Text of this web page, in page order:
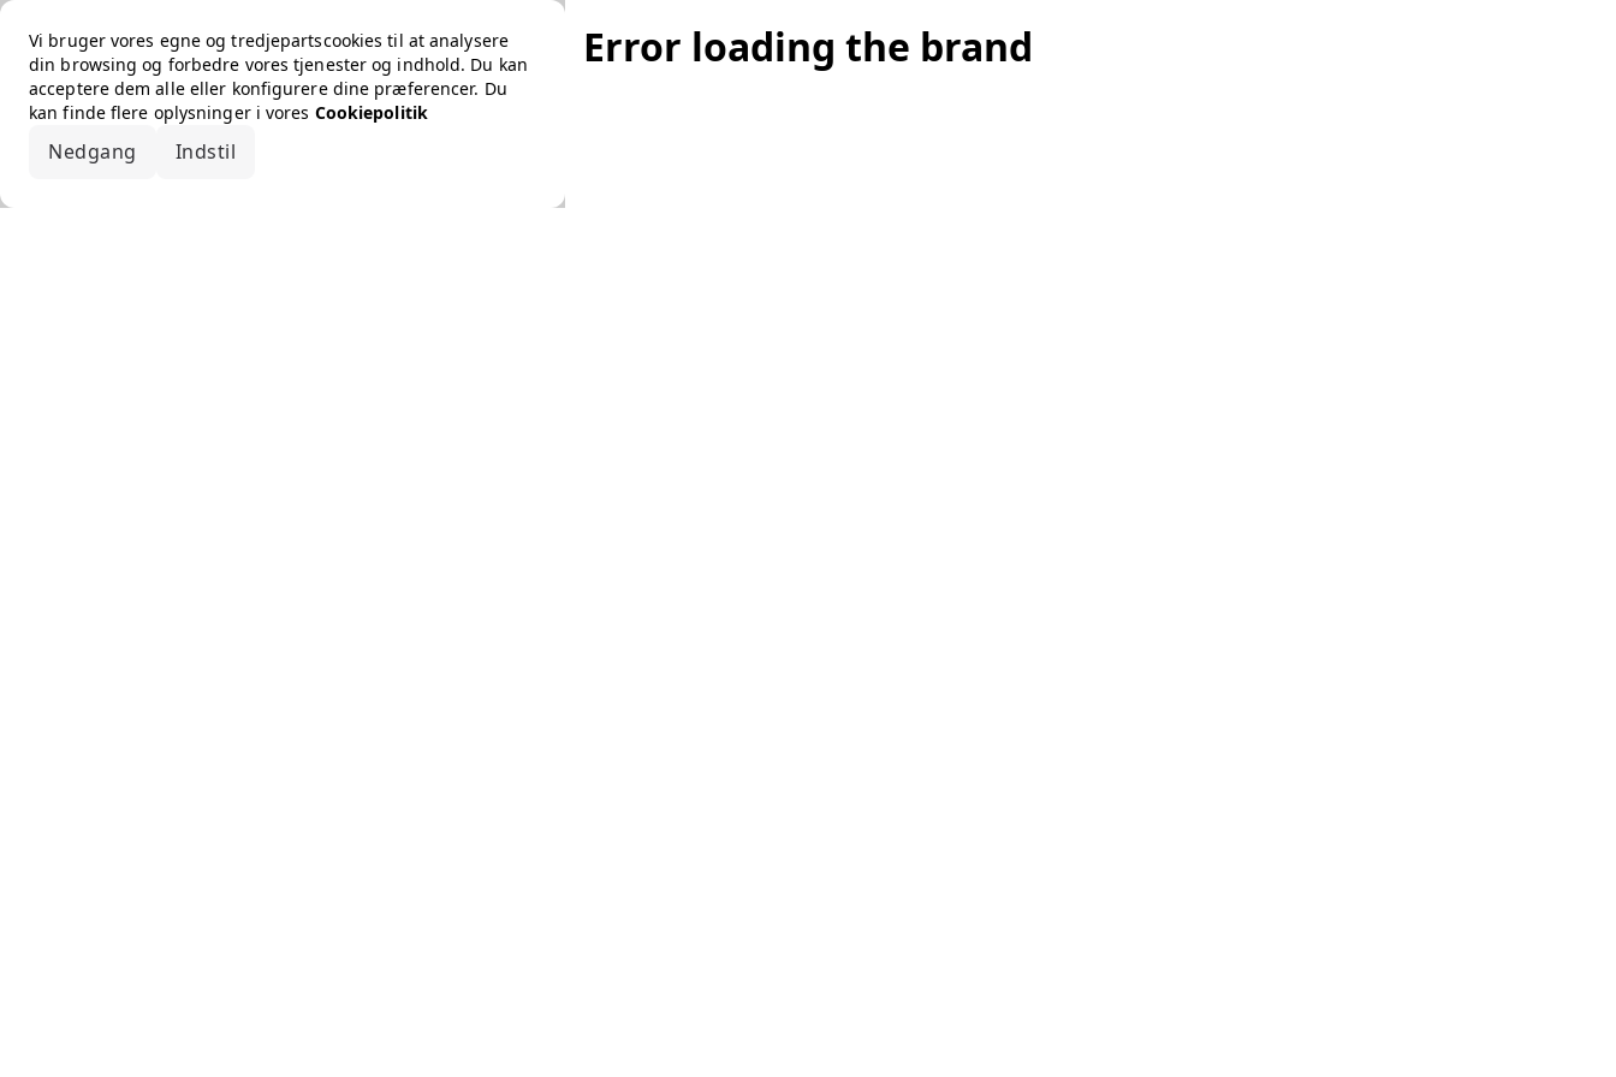
Vi bruger vores egne og tredjepartscookies til at analysere
din browsing og forbedre vores tjenester og indhold. Du kan
acceptere dem alle eller konfigurere dine præferencer. Du
kan finde flere oplysninger i vores Cookiepolitik
Nedgang Indstil
Error loading the brand